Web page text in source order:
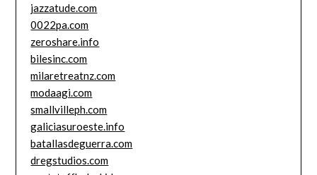
jazzatude.com
0022pa.com
zeroshare.info
bilesinc.com
milaretreatnz.com
modaagi.com
smallvilleph.com
galiciasuroeste.info
batallasdeguerra.com
dregstudios.com